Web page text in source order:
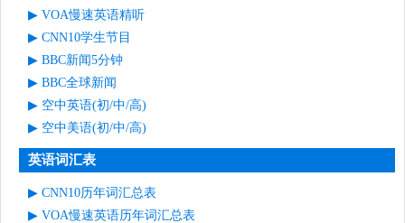
VOA慢速英语精听
CNN10学生节目
BBC新闻5分钟
BBC全球新闻
空中英语(初/中/高)
空中美语(初/中/高)
英语词汇表
CNN10历年词汇总表
VOA慢速英语历年词汇总表